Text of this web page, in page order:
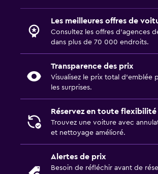
Les meilleures offres de
Consultez les offres d’agences
dans plus de 70 000 endroits.
Transparence des prix
Visualisez le prix total d’emblée
les surprises.
Réservez en toute flexibilité
Trouvez une voiture avec
et nettoyage amélioré.
Alertes de prix
Besoin de réfléchir avant de